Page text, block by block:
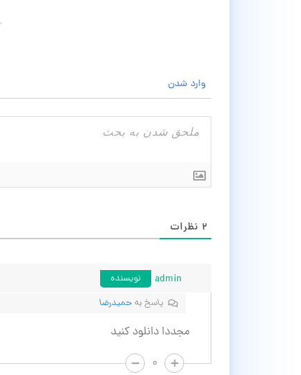
وارد شدن
۲ نظرات
admin
نویسنده
پاسخ به حمیدرضا
مجددا دانلود کنید
۰